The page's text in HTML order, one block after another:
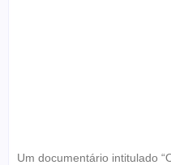
Um documentário intitulado